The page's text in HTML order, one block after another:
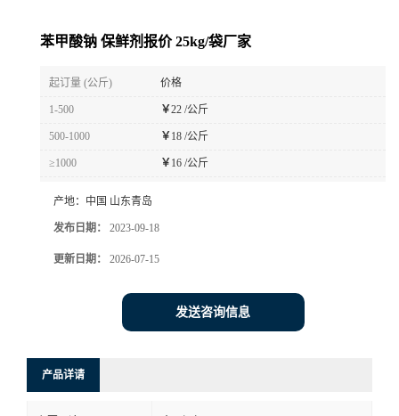
苯甲酸钠 保鲜剂报价 25kg/袋厂家
起订量 (公斤) 价格
1-500 ￥22 /公斤
500-1000 ￥ 18 /公斤
≥1000 ￥ 16 /公斤
产地： 中国 山东青岛
发布日期： 2023-09-18
更新日期： 2026-07-15
发送咨询信息
产品详请